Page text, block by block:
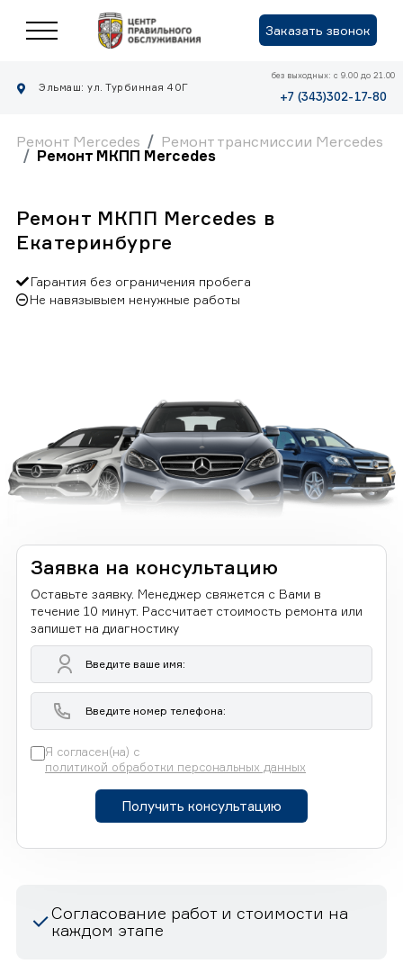
Заказать звонок
Эльмаш: ул. Турбинная 40Г
без выходных: с 9.00 до 21.00
+7 (343)302-17-80
Ремонт Mercedes
Ремонт трансмиссии Mercedes
Ремонт МКПП Mercedes
Ремонт МКПП Mercedes в
Екатеринбурге
Гарантия без ограничения пробега
Не навязывыем ненужные работы
Заявка на консультацию
Оставьте заявку. Менеджер свяжется с Вами в
течение 10 минут. Рассчитает стоимость ремонта или
запишет на диагностику
Я согласен(на) с
политикой обработки персональных данных
Получить консультацию
Согласование работ и стоимости на
каждом этапе